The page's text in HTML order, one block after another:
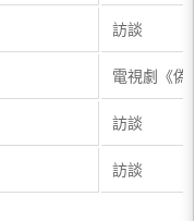
訪談
電視劇《偽
訪談
訪談